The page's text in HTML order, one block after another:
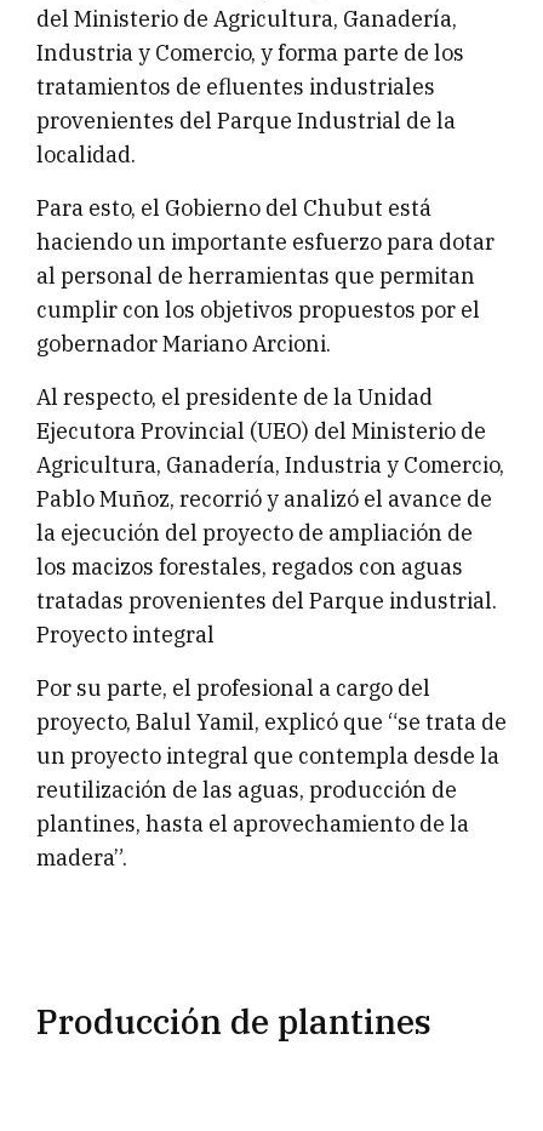
del Ministerio de Agricultura, Ganadería,
Industria y Comercio, y forma parte de los
tratamientos de efluentes industriales
provenientes del Parque Industrial de la
localidad.
Para esto, el Gobierno del Chubut está
haciendo un importante esfuerzo para dotar
al personal de herramientas que permitan
cumplir con los objetivos propuestos por el
gobernador Mariano Arcioni.
Al respecto, el presidente de la Unidad
Ejecutora Provincial (UEO) del Ministerio de
Agricultura, Ganadería, Industria y Comercio,
Pablo Muñoz, recorrió y analizó el avance de
la ejecución del proyecto de ampliación de
los macizos forestales, regados con aguas
tratadas provenientes del Parque industrial.
Proyecto integral
Por su parte, el profesional a cargo del
proyecto, Balul Yamil, explicó que “se trata de
un proyecto integral que contempla desde la
reutilización de las aguas, producción de
plantines, hasta el aprovechamiento de la
madera”.
Producción de plantines